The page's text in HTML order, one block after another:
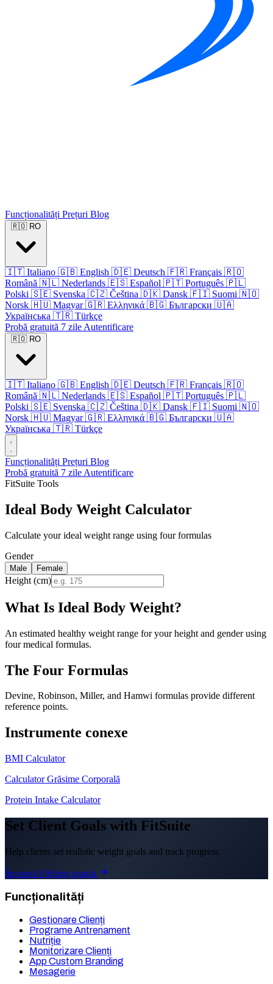
Funcționalități Prețuri Blog
🇷🇴 RO
🇮🇹 Italiano 🇬🇧 English 🇩🇪 Deutsch 🇫🇷 Français 🇷🇴
Română 🇳🇱 Nederlands 🇪🇸 Español 🇵🇹 Português 🇵🇱
Polski 🇸🇪 Svenska 🇨🇿 Čeština 🇩🇰 Dansk 🇫🇮 Suomi 🇳🇴
Norsk 🇭🇺 Magyar 🇬🇷 Ελληνικά 🇧🇬 Български 🇺🇦
Українська 🇹🇷 Türkçe
Probă gratuită 7 zile Autentificare
🇷🇴 RO
🇮🇹 Italiano 🇬🇧 English 🇩🇪 Deutsch 🇫🇷 Français 🇷🇴
Română 🇳🇱 Nederlands 🇪🇸 Español 🇵🇹 Português 🇵🇱
Polski 🇸🇪 Svenska 🇨🇿 Čeština 🇩🇰 Dansk 🇫🇮 Suomi 🇳🇴
Norsk 🇭🇺 Magyar 🇬🇷 Ελληνικά 🇧🇬 Български 🇺🇦
Українська 🇹🇷 Türkçe
Funcționalități Prețuri Blog
Probă gratuită 7 zile Autentificare
FitSuite Tools
Ideal Body Weight Calculator
Calculate your ideal weight range using four formulas
Gender
Male Female
Height (cm)
What Is Ideal Body Weight?
An estimated healthy weight range for your height and gender using
four medical formulas.
The Four Formulas
Devine, Robinson, Miller, and Hamwi formulas provide different
reference points.
Instrumente conexe
BMI Calculator
Calculator Grăsime Corporală
Protein Intake Calculator
Set Client Goals with FitSuite
Help clients set realistic weight goals and track progress.
Încearcă FitSuite gratuit
Funcționalități
Gestionare Clienți
Programe Antrenament
Nutriție
Monitorizare Clienți
App Custom Branding
Mesagerie